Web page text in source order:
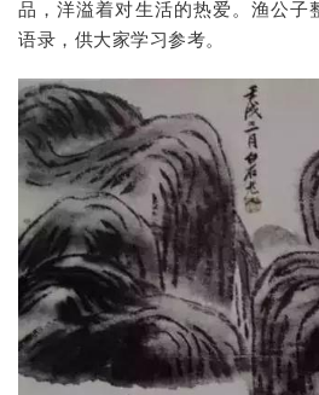
品，洋溢着对生活的热爱。渔公子
语录，供大家学习参考。